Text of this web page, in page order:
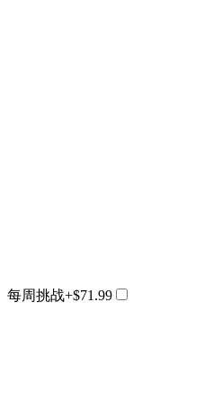
每周挑战+$71.99